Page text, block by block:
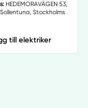
HEDEMORAVÄGEN 53,
Sollentuna, Stockholms
till elektriker